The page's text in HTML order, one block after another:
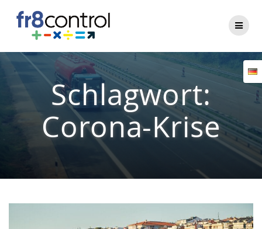
Schlagwort:
Corona-Krise